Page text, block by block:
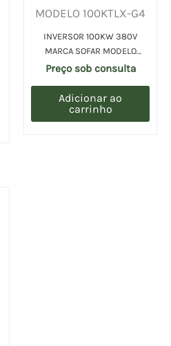
MODELO 100KTLX-G4
INVERSOR 100KW 380V
MARCA SOFAR MODELO
100KTLX-G4 (UN)
Preço sob consulta
Adicionar ao
carrinho